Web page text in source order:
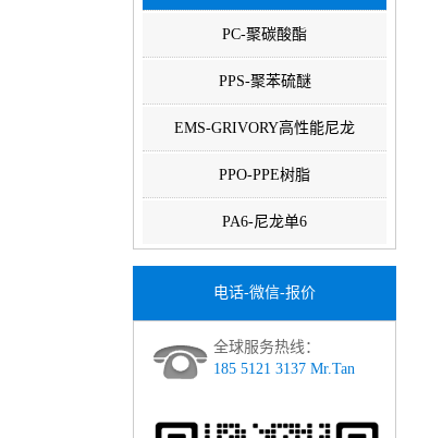
PC-聚碳酸酯
PPS-聚苯硫醚
EMS-GRIVORY高性能尼龙
PPO-PPE树脂
PA6-尼龙单6
电话-微信-报价
全球服务热线：
185 5121 3137 Mr.Tan